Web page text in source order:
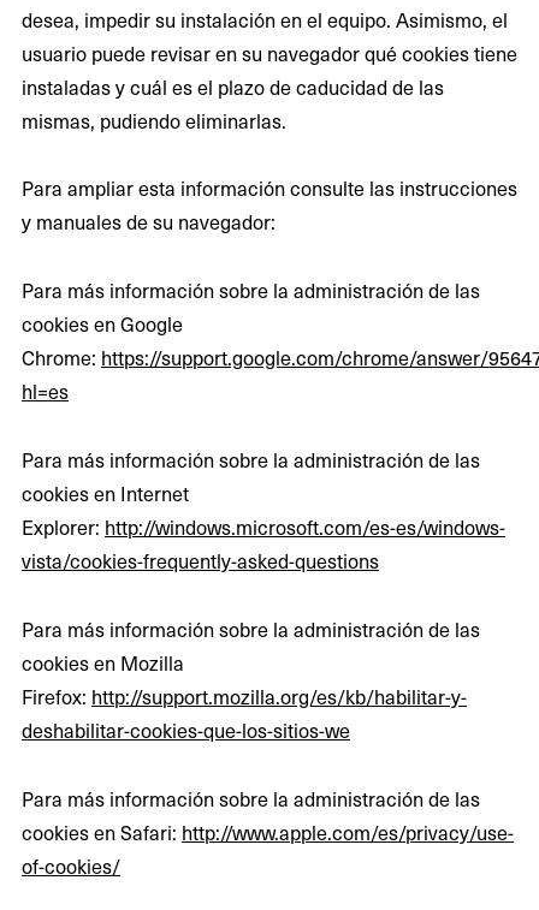
desea, impedir su instalación en el equipo. Asimismo, el
usuario puede revisar en su navegador qué cookies tiene
instaladas y cuál es el plazo de caducidad de las
mismas, pudiendo eliminarlas.
Para ampliar esta información consulte las instrucciones
y manuales de su navegador:
Para más información sobre la administración de las
cookies en Google
Chrome: https://support.google.com/chrome/answer/
hl=es
Para más información sobre la administración de las
cookies en Internet
Explorer: http://windows.microsoft.com/es-es/windows-
vista/cookies-frequently-asked-questions
Para más información sobre la administración de las
cookies en Mozilla
Firefox: http://support.mozilla.org/es/kb/habilitar-y-
deshabilitar-cookies-que-los-sitios-we
Para más información sobre la administración de las
cookies en Safari: http://www.apple.com/es/privacy/use-
of-cookies/